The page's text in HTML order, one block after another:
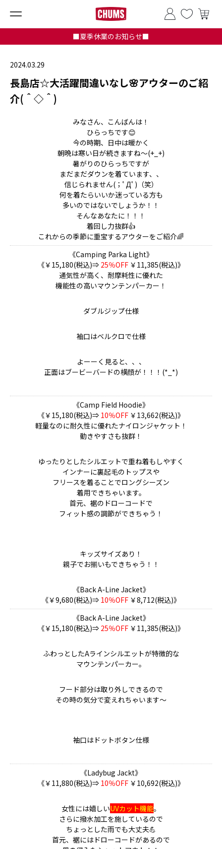
■夏季休業のお知らせ■
2024.03.29
長島店☆大活躍間違いなし🌸アウターのご紹
介(＾◇＾)
みなさん、こんばんは！
ひらっちです😊
今の時期、日中は暖かく
朝晩は寒い日が続きますね～(+_+)
暑がりのひらっちですが
まだまだダウンを着ています、、
信じられません(；ﾟДﾟ)（笑）
何を着たらいいか迷っている方も
多いのではないでしょうか！！
そんなあなたに！！！
着回し力抜群👍
これからの季節に重宝するアウターをご紹介🌈
《Camping Parka Light》
《￥15,180(税込)⇒ 25％OFF ￥11,385(税込)》
通気性が高く、耐摩耗性に優れた
機能性の高いマウンテンパーカー！
ダブルジップ仕様
袖口はベルクロで仕様
よーーく見ると、、、
正面はブービーバードの横顔が！！！(*_*)
《Camp Field Hoodie》
《￥15,180(税込)⇒ 10％OFF ￥13,662(税込)》
軽量なのに耐久性に優れたナイロンジャケット！
動きやすさも抜群！
ゆったりとしたシルエットで重ね着もしやすく
インナーに裏起毛のトップスや
フリースを着ることでロングシーズン
着用できちゃいます。
首元、裾のドローコードで
フィット感の調節ができちゃう！
キッズサイズあり！
親子でお揃いもできちゃう！！
《Back A-Line Jacket》
《￥9,680(税込)⇒ 10％OFF ￥8,712(税込)》
《Back A-Line Jacket》
《￥15,180(税込)⇒ 25％OFF ￥11,385(税込)》
ふわっとしたAラインシルエットが特徴的な
マウンテンパーカー。
フード部分は取り外しできるので
その時の気分で変えれちゃいます～
袖口はドットボタン仕様
《Ladybug Jackt》
《￥11,880(税込)⇒ 10％OFF ￥10,692(税込)》
女性には嬉しいUVカット機能。
さらに撥水加工を施しているので
ちょっとした雨でも大丈夫💪
首元、裾にはドローコードがあるので